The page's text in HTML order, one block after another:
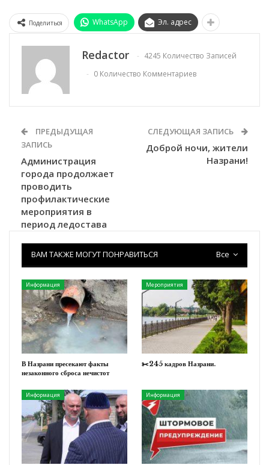
Поделиться WhatsApp Эл. адрес
Redactor
4245 Количество Записей
0 Количество Комментариев
ПРЕДЫДУЩАЯ
ЗАПИСЬ
Администрация
города продолжает
проводить
профилактические
мероприятия в
период ледостава
СЛЕДУЮЩАЯ ЗАПИСЬ
Доброй ночи, жители
Назрани!
Все
ВАМ ТАКЖЕ МОГУТ ПОНРАВИТЬСЯ
Информация
В Назрани пресекают факты
незаконного сброса нечистот
Мероприятия
✂️245 кадров Назрани.
Информация Информация